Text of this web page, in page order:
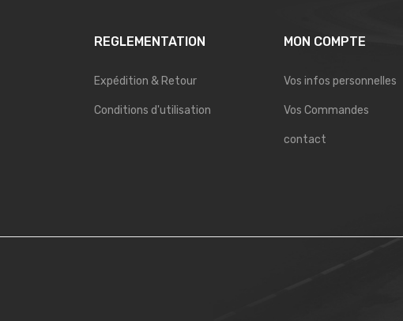
REGLEMENTATION
Expédition & Retour
Conditions d'utilisation
MON COMPTE
Vos infos personnelles
Vos Commandes
contact